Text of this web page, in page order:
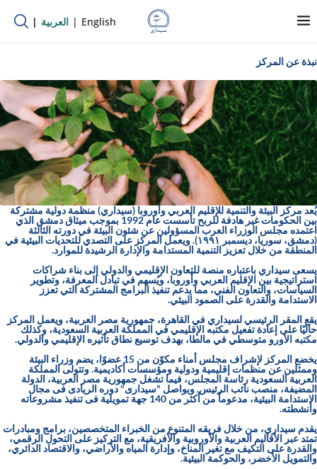
English العربية
نبذة عن المركز
يُعد مركز البيئة والتنمية للإقليم العربي وأوروبا (سيداري) منظمة دولية مشتركة
بين الحكومات غير هادفة للربح تأسست عام 1992 بموجب ميثاق دمشق الذي
اعتمده مجلس الوزراء العرب المسؤولين عن شئون البيئة في دورته الثالثة
(دمشق، سوريا، ديسمبر ١٩٩١). ويعمل المركز على التصدي للتحديات البيئية في
المنطقة من خلال تعزيز التنمية المستدامة والإدارة الرشيدة للموارد.
يسعى سيداري باعتباره منصة للتعاون الإقليمي والدولي إلى بناء شراكات
استراتيجية بين الإقليم العربي وأوروبا، ويُسهم في تبادل المعرفة، وتطوير
السياسات، والتعاون الفني، مما يدعم تنفيذ البرامج المشتركة التي تعزز
الاستدامة والقدرة على الصمود البيئي.
يقع المقر الرئيسي لسيداري في القاهرة، جمهورية مصر العربية، ويعمل المركز
حاليًا على إعادة تفعيل مكتبه الإقليمي في المملكة العربية السعودية، وكذلك
مكتبه الأورو متوسطي في مالطا، بهدف توسيع نطاق تأثيره الإقليمي والدولي.
يخضع المركز لإشراف مجلس أمناء مكوّن من 15 عضوًا، يضم وزراء البيئة
وممثلين عن منظمات إقليمية ودولية ومؤسسات أكاديمية. وتتولى المملكة
العربية السعودية رئاسة المجلس، فيما تشغل جمهورية مصر العربية، الدولة
المضيفة، منصب نائب الرئيس. ويواصل "سيدارى" دوره الريادى فى مجال
الاستدامة البيئية، مدعوماً من أكثر من 140 جهة تمويلية فى تنفيذ مشروعاته
وأنشطته.
يقدم سيداري، من خلال فريقه المتنوع من الخبراء المتخصصين، برامج ومبادرات
تمتد عبر الأقاليم العربية والأوروبية والأفريقية، مع التركيز على التحول الرقمي،
والقدرة على التكيف مع تغير المناخ، وإدارة المياه والأراضي، والاقتصاد الدائري،
والتمويل الأخضر، والحوكمة البيئية.